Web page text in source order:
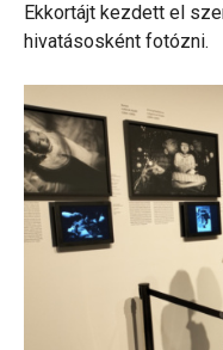
Ekkortájt kezdett el
hivatásosként fotózni.